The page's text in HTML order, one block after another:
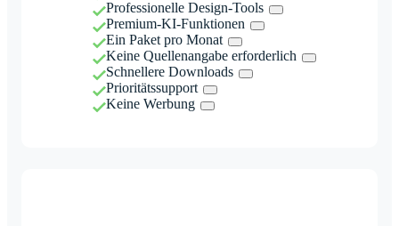
Professionelle Design-Tools
Premium-KI-Funktionen
Ein Paket pro Monat
Keine Quellenangabe erforderlich
Schnellere Downloads
Prioritätssupport
Keine Werbung